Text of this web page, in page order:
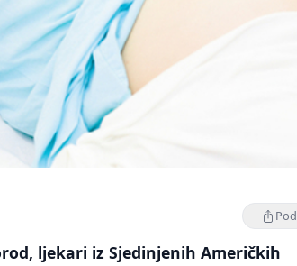
ljekari iz Sjedinjenih Američkih